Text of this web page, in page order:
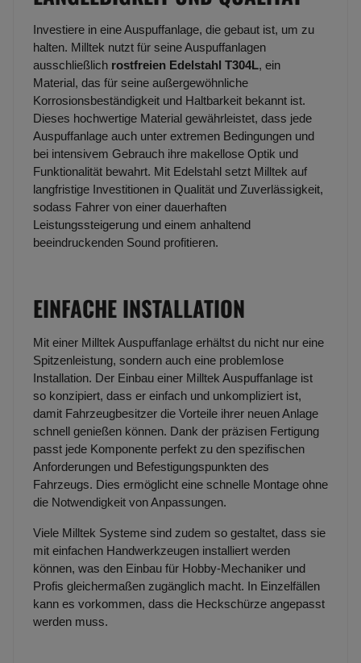
Investiere in eine Auspuffanlage, die gebaut ist, um zu
halten. Milltek nutzt für seine Auspuffanlagen
ausschließlich rostfreien Edelstahl T304L, ein
Material, das für seine außergewöhnliche
Korrosionsbeständigkeit und Haltbarkeit bekannt ist.
Dieses hochwertige Material gewährleistet, dass jede
Auspuffanlage auch unter extremen Bedingungen und
bei intensivem Gebrauch ihre makellose Optik und
Funktionalität bewahrt. Mit Edelstahl setzt Milltek auf
langfristige Investitionen in Qualität und Zuverlässigkeit,
sodass Fahrer von einer dauerhaften
Leistungssteigerung und einem anhaltend
beeindruckenden Sound profitieren.
EINFACHE INSTALLATION
Mit einer Milltek Auspuffanlage erhältst du nicht nur eine
Spitzenleistung, sondern auch eine problemlose
Installation. Der Einbau einer Milltek Auspuffanlage ist
so konzipiert, dass er einfach und unkompliziert ist,
damit Fahrzeugbesitzer die Vorteile ihrer neuen Anlage
schnell genießen können. Dank der präzisen Fertigung
passt jede Komponente perfekt zu den spezifischen
Anforderungen und Befestigungspunkten des
Fahrzeugs. Dies ermöglicht eine schnelle Montage ohne
die Notwendigkeit von Anpassungen.
Viele Milltek Systeme sind zudem so gestaltet, dass sie
mit einfachen Handwerkzeugen installiert werden
können, was den Einbau für Hobby-Mechaniker und
Profis gleichermaßen zugänglich macht. In Einzelfällen
kann es vorkommen, dass die Heckschürze angepasst
werden muss.